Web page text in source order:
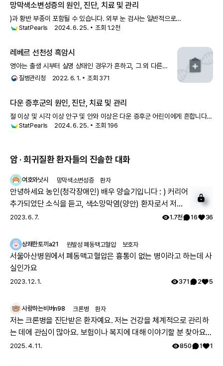
망막색소변성증의 원인, 진단, 치료 및 관리
)과 황반 부종이 포함될 수 있습니다. 외부 눈 검사는 일반적으로
일상적이지만, RP 환자는 일반 인구보다 원추각막의 위험이 더 높습니다.
난시 유
StatPearls 2024. 6. 25. 조회 1.2천
레베르 선천성 흑암시
영아는 출생 시부터 실명 상태인 경우가 흔하고, 그 외 다른
증상들로는 사시, 눈떨림, 눈부심, 백내장, 원추각막 등이 있을
질병관리청 2022. 6. 1. 조회 371
다운 증후군의 원인, 진단, 치료 및 관리
절 이상 및 시각 이상 안구 및 안와 이상은 다운 증후군 어린이에게 흔합니다.
여기에는 안검염(2-7%), 원추각막(5-8%), 백내장(25%에서 85%), 망막
StatPearls 2024. 6. 25. 조회 196
암 · 희귀질환 환자들의 진솔한 대화
여호와낫시 망막색소변성증 환자
안녕하세요 농인(청각장애인) 배우 양슬기입니다 : ) 커리어
추가되었단 소식을 듣고, 색소망막염(양안) 환자로서 저의
근황을 말씀드리려고 합니다. 제 직업은 전도사며, 부업으로
모델협회 모델반을 수료했으며, 올해부터 본격적으로 모델
겸 영화배우 활동을 시작했습니다. 2023년 3월 ~ 5월 저의
활동을 말씀드리자면 삼성서비스센터 CF촬영과 은밀하게
습니다. 또한 곧 있을 범죄스릴러 납치 영화 촬영에 참여할
게 어렵지만 의미있는 일들을 하게 해주신 살아계신 하나님
께 감사드립니다. 그리고 레어메이트, 레어노트 여러분의 따
뜻한 응원 덕분에 저는 어려운 걸 지금껏 잘 해낼 수 있었답
니다 : ) 저의 한걸음 한걸음으로 전달하고자 하는 것은 병
2
2023. 6. 7. 1.7천 16 36
상쾌한토끼a21 원발성 폐동맥고혈압 보호자
서울아산병원에서 폐동맥고혈압은 흉통이 없는 병이라고 하는데 사
실인가요
2023. 12. 1. 371 2 5
사랑하는비버n98 크론병 환자
저는 크론병을 진단받은 환자예요. 저는 건강을 체계적으로 관리하
는 데에 관심이 많아요. 보험이나 복지에 대해 이야기할 분 찾아요
👏🏻
2025. 4. 11. 850 1 1